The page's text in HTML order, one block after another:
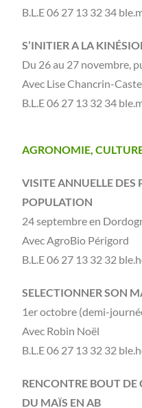
B.L.E 06 27 13 32 34
S’INITIER A LA
Du 26 au 27 novembre,
Avec Lise Chancrin-
B.L.E 06 27 13 32 34
AGRONOMIE,
VISITE ANNUELLE DES
POPULATION
24 septembre en
Avec AgroBio Périgord
B.L.E 06 27 13 32 32
SELECTIONNER SON
1er octobre (demi-
Avec Robin Noël
B.L.E 06 27 13 32 32
RENCONTRE BOUT
DU MAÏS EN AB